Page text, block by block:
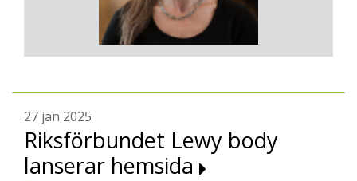
27 jan 2025
Riksförbundet Lewy body
lanserar hemsida